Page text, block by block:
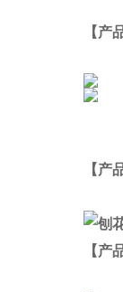
【产
【产
【产